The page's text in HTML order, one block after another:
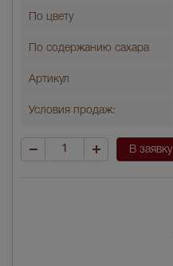
По цвету
По содержанию сахара
Артикул
Условия продаж:
В заявку